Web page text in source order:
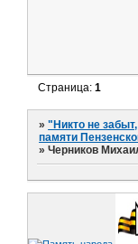
Страница:1
»"Никто не
памяти
»Черников